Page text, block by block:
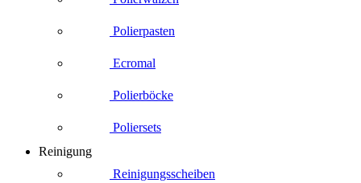
Polierpasten
Ecromal
Polierböcke
Poliersets
Reinigung
Reinigungsscheiben